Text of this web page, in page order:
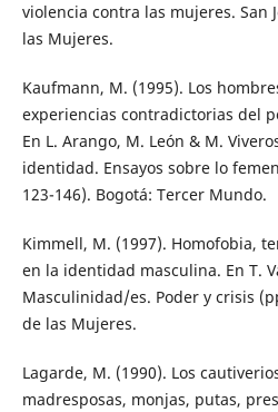
violencia contra las mujeres. San
las Mujeres.
Kaufmann, M. (1995). Los
experiencias contradictorias del
En L. Arango, M. León & M.
identidad. Ensayos sobre lo
123-146). Bogotá: Tercer Mundo.
Kimmell, M. (1997). Homofobia,
en la identidad masculina. En T.
Masculinidad/es. Poder y crisis
de las Mujeres.
Lagarde, M. (1990). Los
madresposas, monjas, putas,